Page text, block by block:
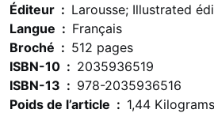
Éditeur ‏ : ‎ Larousse; Illustrated
Langue ‏ : ‎ Français
Broché ‏ : ‎ 512 pages
ISBN-10 ‏ : ‎ 2035936519
ISBN-13 ‏ : ‎ 978-2035936516
Poids de l’article ‏ : ‎ 1,44 Kilograms